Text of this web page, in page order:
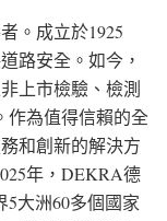
。成立於1925
路安全。如今，
上市檢驗、檢測
作為值得信賴的全
和創新的解決方
年，DEKRA德
大洲60多個國家